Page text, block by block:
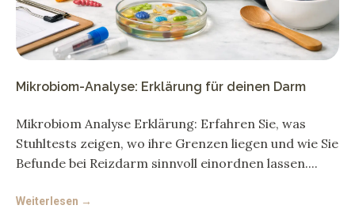
Mikrobiom-Analyse: Erklärung für deinen Darm
Mikrobiom Analyse Erklärung: Erfahren Sie, was
Stuhltests zeigen, wo ihre Grenzen liegen und wie Sie
Befunde bei Reizdarm sinnvoll einordnen lassen.
Weiterlesen →